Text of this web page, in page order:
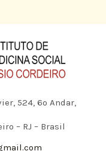
524, 6º Andar,
– RJ – Brasil